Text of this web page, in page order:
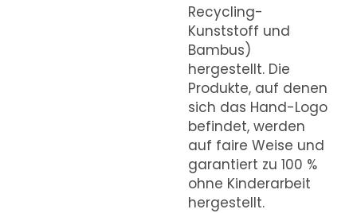
Recycling-
Kunststoff und
Bambus)
hergestellt. Die
Produkte, auf denen
sich das Hand-Logo
befindet, werden
auf faire Weise und
garantiert zu 100 %
ohne Kinderarbeit
hergestellt.